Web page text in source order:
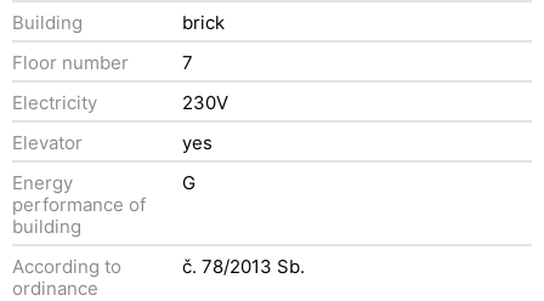
Building
brick
Floor number
7
Electricity
230V
Elevator
yes
Energy
performance of
building
G
According to
ordinance
č. 78/2013 Sb.